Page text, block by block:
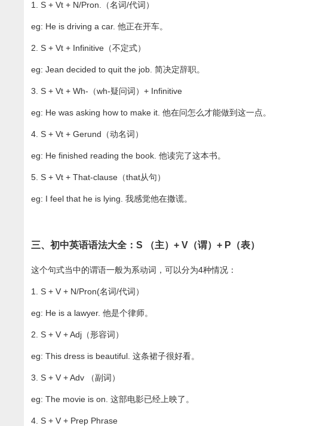
1. S + Vt + N/Pron.（名词/代词）
eg: He is driving a car. 他正在开车。
2. S + Vt + Infinitive（不定式）
eg: Jean decided to quit the job. 简决定辞职。
3. S + Vt + Wh-（wh-疑问词）+ Infinitive
eg: He was asking how to make it. 他在问怎么才能做到这一点。
4. S + Vt + Gerund（动名词）
eg: He finished reading the book. 他读完了这本书。
5. S + Vt + That-clause（that从句）
eg: I feel that he is lying. 我感觉他在撒谎。
三、初中英语语法大全：S （主）+ V（谓）+ P（表）
这个句式当中的谓语一般为系动词，可以分为4种情况：
1. S + V + N/Pron(名词/代词）
eg: He is a lawyer. 他是个律师。
2. S + V + Adj（形容词）
eg: This dress is beautiful. 这条裙子很好看。
3. S + V + Adv （副词）
eg: The movie is on. 这部电影已经上映了。
4. S + V + Prep Phrase